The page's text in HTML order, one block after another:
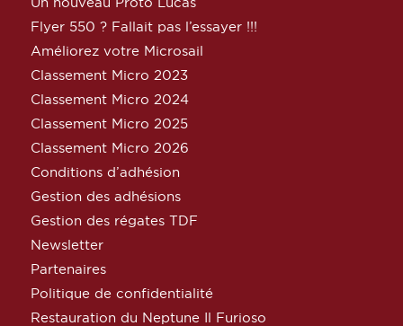
Flyer 550 ? Fallait pas l’essayer !!!
Améliorez votre Microsail
Classement Micro 2023
Classement Micro 2024
Classement Micro 2025
Classement Micro 2026
Conditions d’adhésion
Gestion des adhésions
Gestion des régates TDF
Newsletter
Partenaires
Politique de confidentialité
Restauration du Neptune Il Furioso